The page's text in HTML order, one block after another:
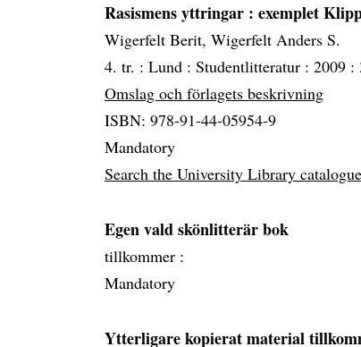
Rasismens yttringar : exemplet
Wigerfelt Berit, Wigerfelt Anders S.
4. tr. : Lund : Studentlitteratur : 2009 :
Omslag och förlagets beskrivning
ISBN: 978-91-44-05954-9
Mandatory
Search the University Library catalogue
Egen vald skönlitterär bok
tillkommer :
Mandatory
Ytterligare kopierat material